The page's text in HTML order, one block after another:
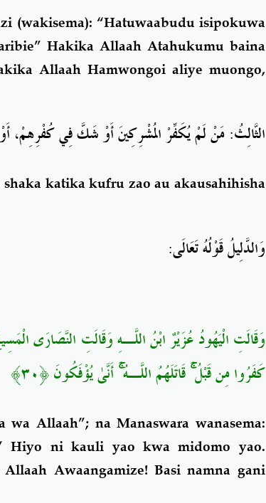
(wakisema): “Hatuwaabudu isipokuwa
Hakika Allaah Atahukumu baina
Allaah Hamwongoi aliye muongo,
الثَّالِثُ: مَنْ لَمْ يُكَفِّرْ المُشْرِكِينَ أَوْ شَكَّ فِي كُفْرِهِمْ،
katika kufru zao au akausahihisha
وَالدَّلِيلُ قَوْلُهُ تَعَالَى:
وَقَالَتِ الْيَهُودُ عُزَيْرٌ ابْنُ اللَّـهِ وَقَالَتِ النَّصَارَى
كَفَرُوا مِن قَبْلُۚقَاتَلَهُمُ اللَّـهُۚأَنَّىٰ يُؤْفَكُونَ﴿٣٠﴾
wa Allaah”; na Manaswara wanasema:
Hiyo ni kauli yao kwa midomo yao.
Awaangamize! Basi namna gani